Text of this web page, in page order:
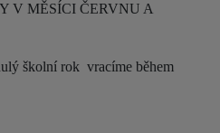
V MĚSÍCI ČERVNU A
školní rok vracíme během